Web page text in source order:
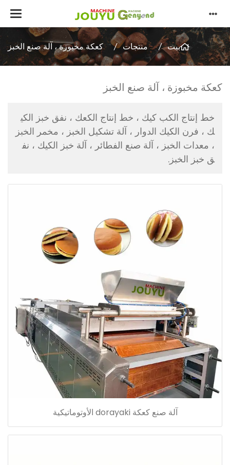
بيت منتجات كعكة مخبوزة ، آلة صنع الخبز
كعكة مخبوزة ، آلة صنع الخبز
خط إنتاج الكب كيك ، خط إنتاج الكعك ، نفق خبز الكي
ك ، فرن الكيك الدوار ، آلة تشكيل الخبز ، مخمر الخبز
، معدات الخبز ، آلة صنع الفطائر ، آلة خبز الكيك ، نف
ق خبز الخبز.
آلة صنع كعكة dorayaki الأوتوماتيكية